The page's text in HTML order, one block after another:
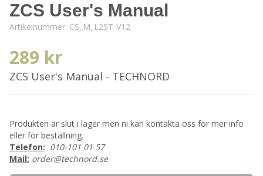
ZCS User's Manual
Artikelnummer: CS_M_L2ST-V12
289 kr
ZCS User's Manual - TECHNORD
Produkten är slut i lager men ni kan kontakta oss för mer info
eller för beställning.
Telefon: 010-101 01 57
Mail: order@technord.se